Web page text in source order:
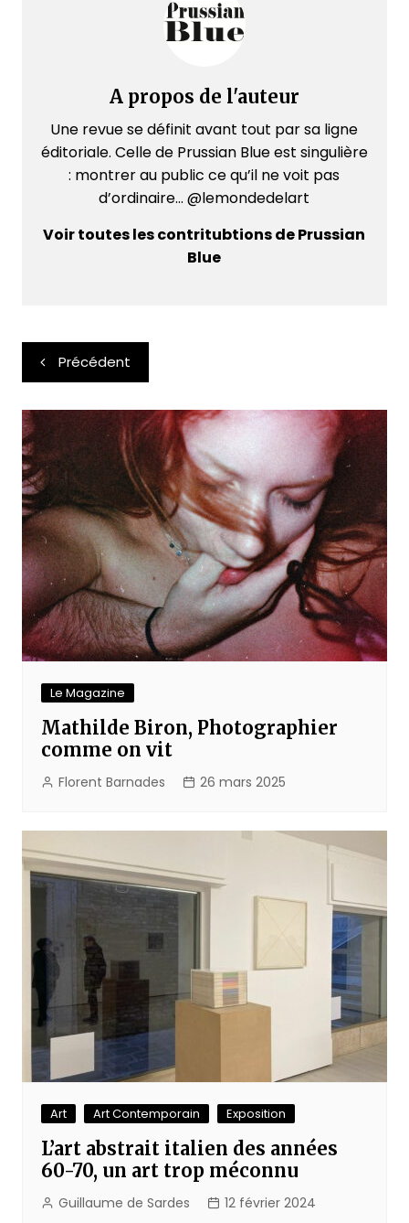
A propos de l'auteur
Une revue se définit avant tout par sa ligne
éditoriale. Celle de Prussian Blue est singulière
: montrer au public ce qu’il ne voit pas
d’ordinaire... @lemondedelart
Voir toutes les contritubtions de Prussian
Blue
Navigation
de
l’article
Précédent
Le Magazine
Mathilde Biron, Photographier
comme on vit
Florent Barnades 26 mars 2025
Art Art Contemporain Exposition
L’art abstrait italien des années
60-70, un art trop méconnu
Guillaume de Sardes 12 février 2024